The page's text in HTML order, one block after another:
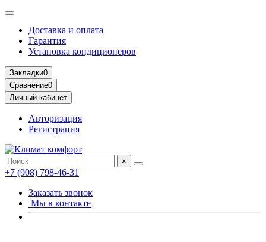
Доставка и оплата
Гарантия
Установка кондиционеров
Закладки0
Сравнение0
Личный кабинет
Авторизация
Регистрация
×
+7 (908) 798-46-31
Заказать звонок
Мы в контакте